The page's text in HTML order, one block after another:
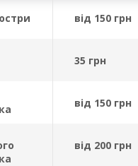
від 150 грн
35 грн
від 150 грн
від 200 грн